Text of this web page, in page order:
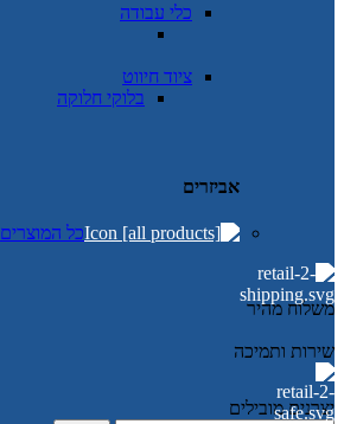
כלי עבודה
ציוד חיווט
בלוקי חלוקה
אביזרים
כל המוצרים
משלוח מהיר
שירות ותמיכה
יצרנים מובילים